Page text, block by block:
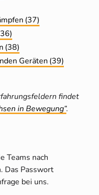
(37)
(38)
Geräten (39)
findet
in Bewegung“.
Teams nach
Das Passwort
bei uns.